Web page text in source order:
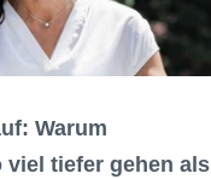
Warum
tiefer gehen als